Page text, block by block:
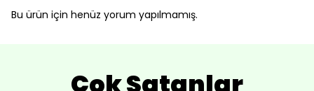
Bu ürün için henüz yorum yapılmamış.
Çok Satanlar